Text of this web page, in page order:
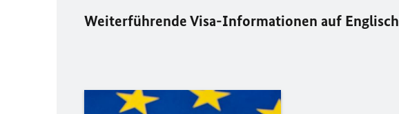
Weiterführende Visa-Informationen auf Englisch